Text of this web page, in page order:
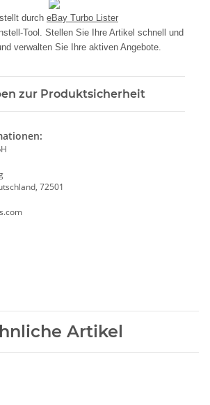
durch eBay Turbo Lister
Tool. Stellen Sie Ihre Artikel schnell und
verwalten Sie Ihre aktiven Angebote.
zur Produktsicherheit
72501
Artikel